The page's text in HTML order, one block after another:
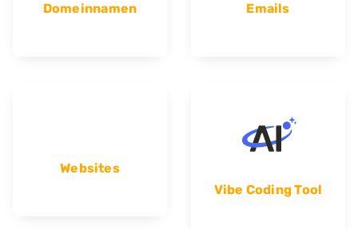
Domeinnamen Emails
Websites
Vibe Coding Tool